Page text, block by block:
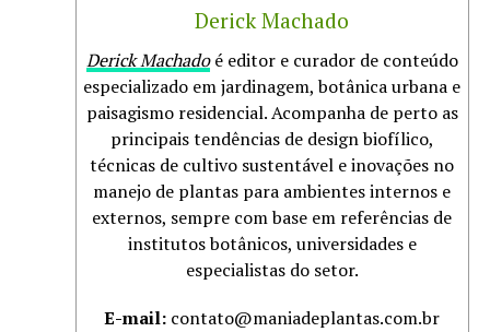
Derick Machado
Derick Machadoé editor e curador de conteúdo
especializado em jardinagem, botânica urbana e
paisagismo residencial. Acompanha de perto as
principais tendências de design biofílico,
técnicas de cultivo sustentável e inovações no
manejo de plantas para ambientes internos e
externos, sempre com base em referências de
institutos botânicos, universidades e
especialistas do setor.
E-mail: contato@maniadeplantas.com.br